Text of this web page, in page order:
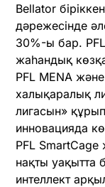
Bellator
дәрежесінде
30%-ы бар.
жаһандық
PFL MENA
халықаралық
лигасын»
инновацияда
PFL
нақты уақытта
интеллект